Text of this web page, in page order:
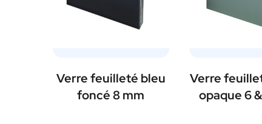
Verre feuilleté bleu
foncé 8 mm
Verre
opaque 6